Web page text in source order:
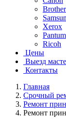
Brother
Xerox
Pantum
Ricoh
Цены
Выезд
Контакты
Главная
Срочный
Ремонт
Ремонт